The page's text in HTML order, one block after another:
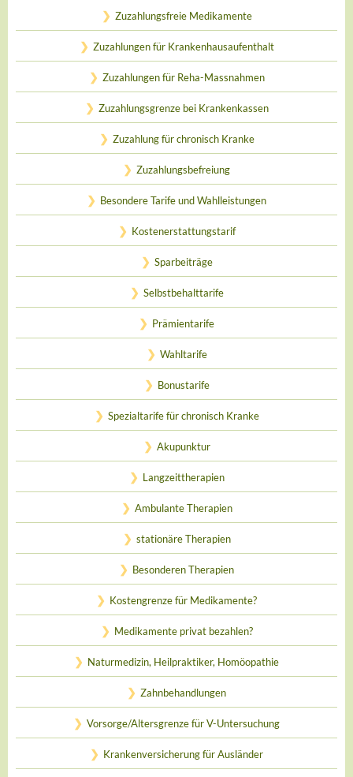
Zuzahlungsfreie Medikamente
Zuzahlungen für Krankenhausaufenthalt
Zuzahlungen für Reha-Massnahmen
Zuzahlungsgrenze bei Krankenkassen
Zuzahlung für chronisch Kranke
Zuzahlungsbefreiung
Besondere Tarife und Wahlleistungen
Kostenerstattungstarif
Sparbeiträge
Selbstbehalttarife
Prämientarife
Wahltarife
Bonustarife
Spezialtarife für chronisch Kranke
Akupunktur
Langzeittherapien
Ambulante Therapien
stationäre Therapien
Besonderen Therapien
Kostengrenze für Medikamente?
Medikamente privat bezahlen?
Naturmedizin, Heilpraktiker, Homöopathie
Zahnbehandlungen
Vorsorge/Altersgrenze für V-Untersuchung
Krankenversicherung für Ausländer